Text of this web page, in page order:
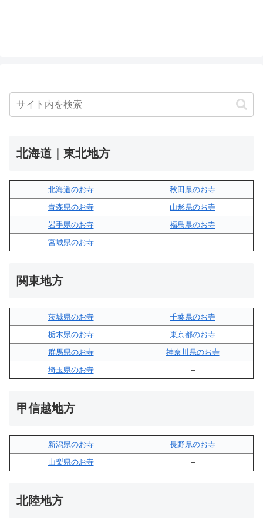
北海道｜東北地方
北海道のお寺
秋田県のお寺
青森県のお寺
山形県のお寺
岩手県のお寺
福島県のお寺
宮城県のお寺
–
関東地方
茨城県のお寺
千葉県のお寺
栃木県のお寺
東京都のお寺
群馬県のお寺
神奈川県のお寺
埼玉県のお寺
–
甲信越地方
新潟県のお寺
長野県のお寺
山梨県のお寺
–
北陸地方